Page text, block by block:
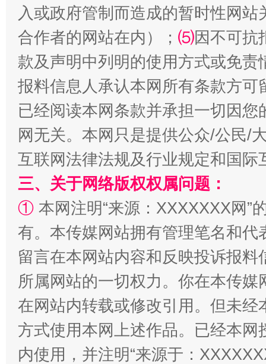
全民健身五年计划来了！等你上场
阿坝州三大球赛在茂县开幕 规模
入或政府管制而造成的暂时性网
合作者的网站在内）； ⑸因不可抗
款及声明中列明的使用方式或免责
报料信息人承认本网所有条款方
已经阅读本网条款并承担一切因
网无关。本网只是提供公众/公民/
互联网法律法规及行业规定和国
三、关于网络版权权属问题：
① 本网注明“来源：XXXXXXX网”
有。本传媒网站拥有管理笔名和
留言在本网站内容和反映投诉报
所属网站的一切权力。你在本传
在网站内转载或修改引用。但未
方式使用本网上述作品。已经本
内使用，并注明“来源于：